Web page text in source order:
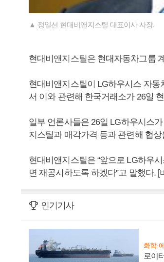
▲ 정일선 현대비앤지스틸 대표이사 사장.
현대비앤지스틸은 현대자동차그룹
현대비앤지스틸이 LG하우시스 자
서 이와 관련해 한국거래소가 26일
일부 언론사들은 26일 LG하우시스
지스틸과 매각가격 등과 관련해 협
현대비앤지스틸은 “앞으로 LG하우
면 재공시하도록 하겠다”고 말했다.
인기기사
화학·
로이